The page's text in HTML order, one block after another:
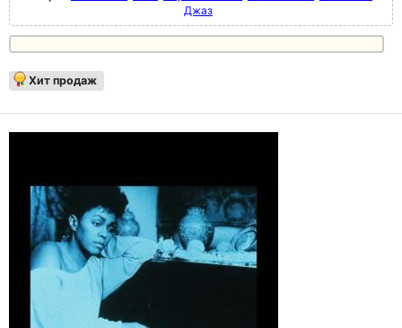
Джаз
Хит продаж